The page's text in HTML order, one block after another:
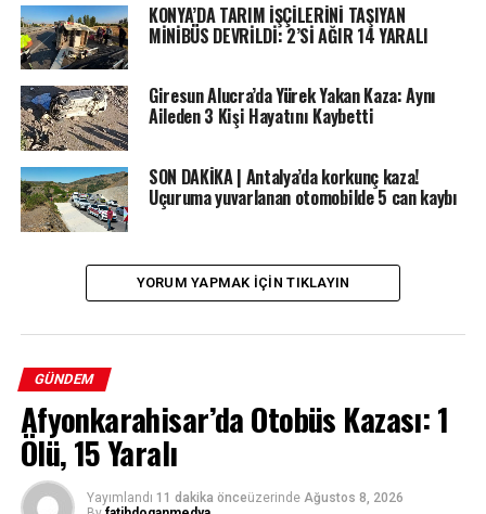
KONYA’DA TARIM İŞÇİLERİNİ TAŞIYAN
MİNİBÜS DEVRİLDİ: 2’Sİ AĞIR 14 YARALI
Giresun Alucra’da Yürek Yakan Kaza: Aynı
Aileden 3 Kişi Hayatını Kaybetti
SON DAKİKA | Antalya’da korkunç kaza!
Uçuruma yuvarlanan otomobilde 5 can kaybı
YORUM YAPMAK IÇIN TIKLAYIN
GÜNDEM
Afyonkarahisar’da Otobüs Kazası: 1
Ölü, 15 Yaralı
Yayımlandı 11 dakika önceüzerinde Ağustos 8, 2026